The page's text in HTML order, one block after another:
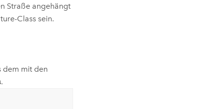
Straße angehängt
Class sein.
dem mit den
.